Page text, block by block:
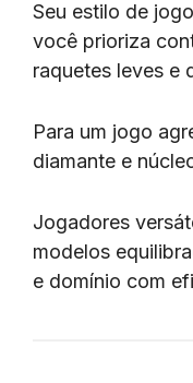
Seu estilo de
você prioriza
raquetes leves e
Para um jogo
diamante e
Jogadores
modelos
e domínio com